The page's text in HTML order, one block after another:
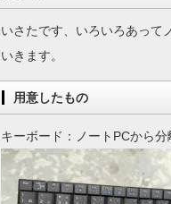
いさたです、いろいろあって
いきます。
用意したもの
キーボード：ノートPCから